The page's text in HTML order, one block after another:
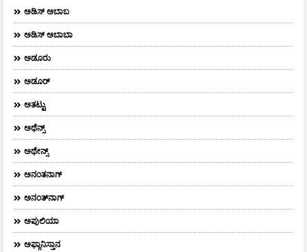
ಅಡಿಸ್ ಅಬಾಬ
ಅಡಿಸ್ ಅಬಾಬಾ
ಅಡೂರು
ಅಡೂರ್
ಅತಟ್ಟು
ಅಥೆನ್ಸ್
ಅಥೇನ್ಸ್‌
ಅನಂತನಾಗ್
ಅನಂತ್‌ನಾಗ್‌
ಅಪುಲಿಯಾ
ಅಫ್ಗಾನಿಸ್ತಾನ